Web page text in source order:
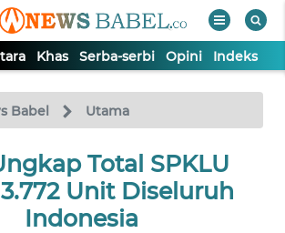
Khas Serba-serbi Opini Indeks
Babel Utama
Total SPKLU
Unit Diseluruh
Indonesia